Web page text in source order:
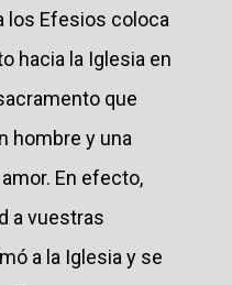
los Efesios coloca
hacia la Iglesia en
que
hombre y una
En efecto,
a vuestras
a la Iglesia y se